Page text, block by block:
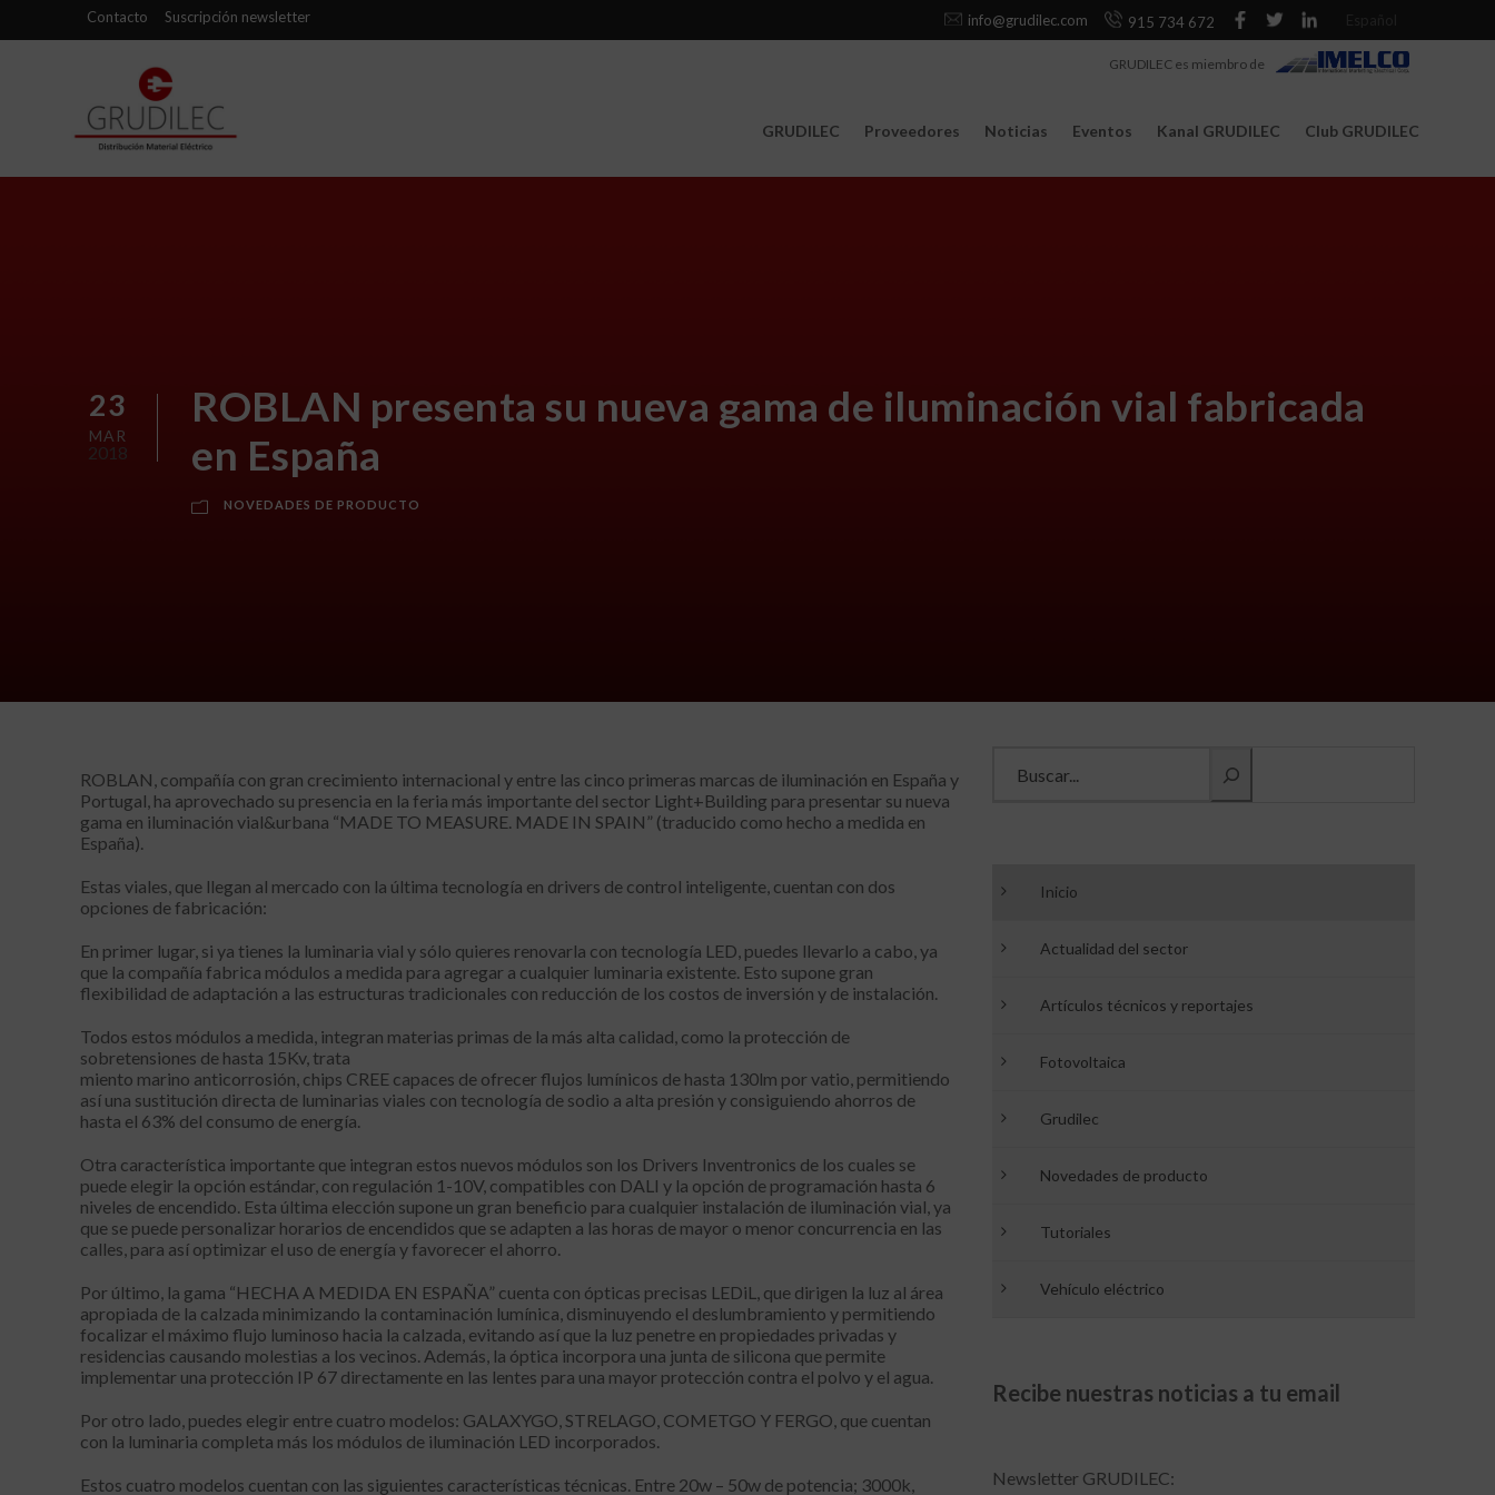
Contacto Suscripción newsletter info@grudilec.com 915 734 672
GRUDILEC Proveedores Noticias Eventos Kanal GRUDILEC Club GRUDILEC
GRUDILEC es miembro de
23
MAR
2018
ROBLAN presenta su nueva gama de iluminación vial fabricada
en España
NOVEDADES DE PRODUCTO
ROBLAN, compañía con gran crecimiento internacional y entre las cinco primeras marcas de iluminación en España y
Portugal, ha aprovechado su presencia en la feria más importante del sector Light+Building para presentar su nueva
gama en iluminación vial&urbana “MADE TO MEASURE. MADE IN SPAIN” (traducido como hecho a medida en
España).
Estas viales, que llegan al mercado con la última tecnología en drivers de control inteligente, cuentan con dos
opciones de fabricación:
En primer lugar, si ya tienes la luminaria vial y sólo quieres renovarla con tecnología LED, puedes llevarlo a cabo, ya
que la compañía fabrica módulos a medida para agregar a cualquier luminaria existente. Esto supone gran
flexibilidad de adaptación a las estructuras tradicionales con reducción de los costos de inversión y de instalación.
Todos estos módulos a medida, integran materias primas de la más alta calidad, como la protección de
sobretensiones de hasta 15Kv, trata
miento marino anticorrosión, chips CREE capaces de ofrecer flujos lumínicos de hasta 130lm por vatio, permitiendo
así una sustitución directa de luminarias viales con tecnología de sodio a alta presión y consiguiendo ahorros de
hasta el 63% del consumo de energía.
Otra característica importante que integran estos nuevos módulos son los Drivers Inventronics de los cuales se
puede elegir la opción estándar, con regulación 1-10V, compatibles con DALI y la opción de programación hasta 6
niveles de encendido. Esta última elección supone un gran beneficio para cualquier instalación de iluminación vial, ya
que se puede personalizar horarios de encendidos que se adapten a las horas de mayor o menor concurrencia en las
calles, para así optimizar el uso de energía y favorecer el ahorro.
Por último, la gama “HECHA A MEDIDA EN ESPAÑA” cuenta con ópticas precisas LEDiL, que dirigen la luz al área
apropiada de la calzada minimizando la contaminación lumínica, disminuyendo el deslumbramiento y permitiendo
focalizar el máximo flujo luminoso hacia la calzada, evitando así que la luz penetre en propiedades privadas y
residencias causando molestias a los vecinos. Además, la óptica incorpora una junta de silicona que permite
implementar una protección IP 67 directamente en las lentes para una mayor protección contra el polvo y el agua.
Por otro lado, puedes elegir entre cuatro modelos: GALAXYGO, STRELAGO, COMETGO Y FERGO, que cuentan
con la luminaria completa más los módulos de iluminación LED incorporados.
Estos cuatro modelos cuentan con las siguientes características técnicas. Entre 20w – 50w de potencia; 3000k,
Inicio
Actualidad del sector
Artículos técnicos y reportajes
Fotovoltaica
Grudilec
Novedades de producto
Tutoriales
Vehículo eléctrico
Recibe nuestras noticias a tu email
Newsletter GRUDILEC: